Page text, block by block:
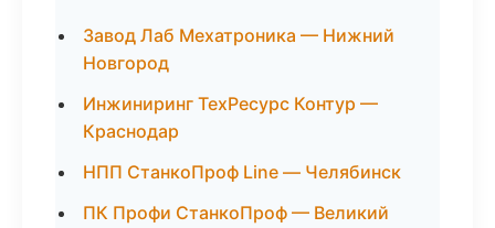
Завод Лаб Мехатроника — Нижний
Новгород
Инжиниринг ТехРесурс Контур —
Краснодар
НПП СтанкоПроф Line — Челябинск
ПК Профи СтанкоПроф — Великий